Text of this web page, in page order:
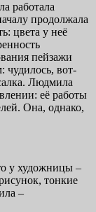
работала
продолжала
цвета у неё
пейзажи
чудилось, вот-
Людмила
её работы
Она, однако,
у художницы –
тонкие
–